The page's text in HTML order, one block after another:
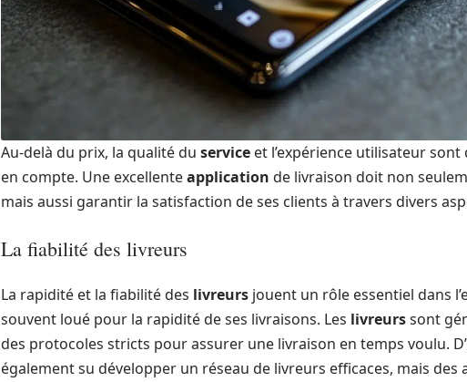
Au-delà du prix, la qualité du service et l’expérience utilisateur
en compte. Une excellenteapplication de livraison doit non
mais aussi garantir la satisfaction de ses clients à travers divers
La fiabilité des livreurs
La rapidité et la fiabilité des livreurs jouent un rôle essentiel dans
souvent loué pour la rapidité de ses livraisons. Les livreurssont
des protocoles stricts pour assurer une livraison en temps voulu.
également su développer un réseau de livreurs efficaces, mais